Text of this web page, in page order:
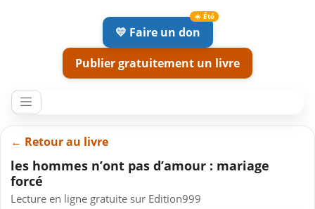
💛 Faire un don
Publier gratuitement un livre
← Retour au livre
les hommes n’ont pas d’amour : mariage
forcé
Lecture en ligne gratuite sur Edition999